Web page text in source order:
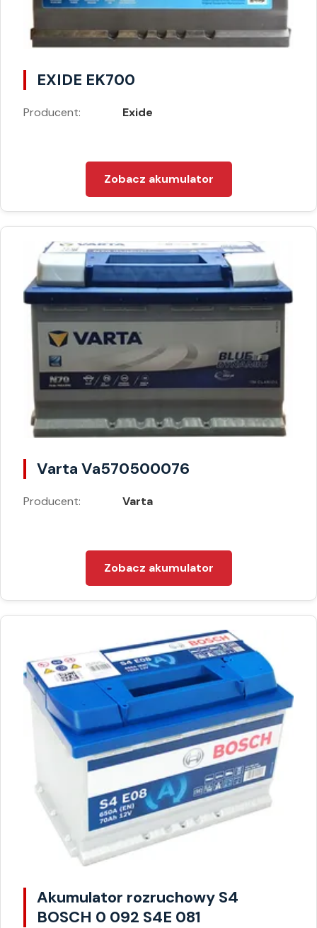
EXIDE EK700
Producent: Exide
Zobacz akumulator
Varta Va570500076
Producent: Varta
Zobacz akumulator
Akumulator rozruchowy S4
BOSCH 0 092 S4E 081